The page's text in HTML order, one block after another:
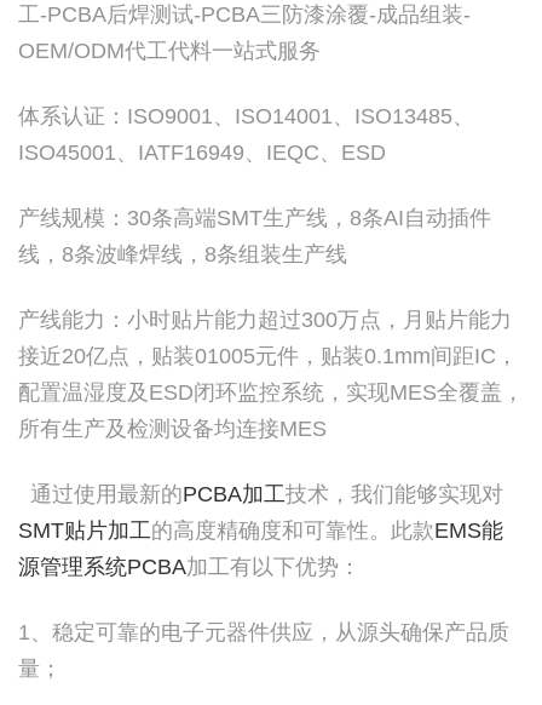
工-PCBA后焊测试-PCBA三防漆涂覆-成品组装-
OEM/ODM代工代料一站式服务
体系认证：ISO9001、ISO14001、ISO13485、
ISO45001、IATF16949、IEQC、ESD
产线规模：30条高端SMT生产线，8条AI自动插件
线，8条波峰焊线，8条组装生产线
产线能力：小时贴片能力超过300万点，月贴片能力
接近20亿点，贴装01005元件，贴装0.1mm间距IC，
配置温湿度及ESD闭环监控系统，实现MES全覆盖，
所有生产及检测设备均连接MES
通过使用最新的PCBA加工技术，我们能够实现对
SMT贴片加工的高度精确度和可靠性。此款EMS能
源管理系统PCBA加工有以下优势：
1、稳定可靠的电子元器件供应，从源头确保产品质
量；